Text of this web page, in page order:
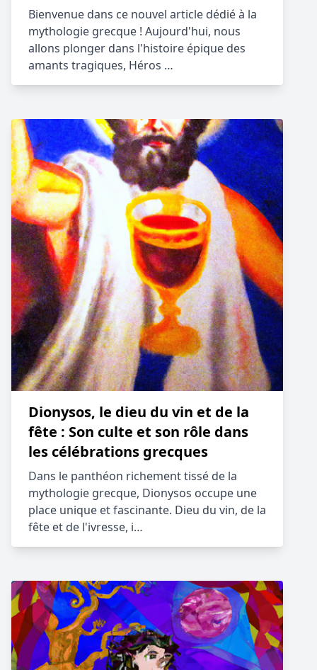
Bienvenue dans ce nouvel article dédié à la
mythologie grecque ! Aujourd'hui, nous
allons plonger dans l'histoire épique des
amants tragiques, Héros …
Dionysos, le dieu du vin et de la
fête : Son culte et son rôle dans
les célébrations grecques
Dans le panthéon richement tissé de la
mythologie grecque, Dionysos occupe une
place unique et fascinante. Dieu du vin, de la
fête et de l'ivresse, i…